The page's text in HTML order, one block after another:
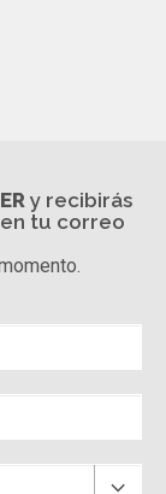
y recibirás
tu correo